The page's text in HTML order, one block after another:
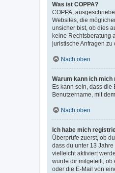
Was ist COPPA?
COPPA,
Websites, die
unsicher bist, ob dies
keine Rechtsberatung
juristische Anfragen zu
Nach oben
Warum kann ich
Es kann sein, dass
Benutzername, mit
Nach oben
Ich habe mich
Überprüfe zuerst, ob
dass du unter 13
vielleicht aktiviert
wurde dir mitgeteilt, ob
oder die E-Mail von